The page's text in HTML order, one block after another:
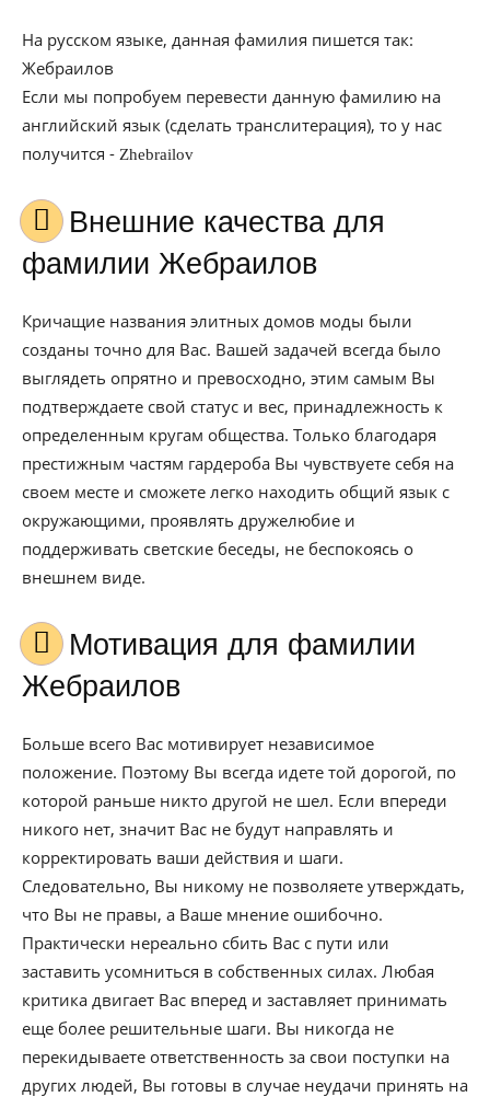
На русском языке, данная фамилия пишется так:
Жебраилов
Если мы попробуем перевести данную фамилию на
английский язык (сделать транслитерация), то у нас
получится - Zhebrailov
Внешние качества для
фамилии Жебраилов
Кричащие названия элитных домов моды были
созданы точно для Вас. Вашей задачей всегда было
выглядеть опрятно и превосходно, этим самым Вы
подтверждаете свой статус и вес, принадлежность к
определенным кругам общества. Только благодаря
престижным частям гардероба Вы чувствуете себя на
своем месте и сможете легко находить общий язык с
окружающими, проявлять дружелюбие и
поддерживать светские беседы, не беспокоясь о
внешнем виде.
Мотивация для фамилии
Жебраилов
Больше всего Вас мотивирует независимое
положение. Поэтому Вы всегда идете той дорогой, по
которой раньше никто другой не шел. Если впереди
никого нет, значит Вас не будут направлять и
корректировать ваши действия и шаги.
Следовательно, Вы никому не позволяете утверждать,
что Вы не правы, а Ваше мнение ошибочно.
Практически нереально сбить Вас с пути или
заставить усомниться в собственных силах. Любая
критика двигает Вас вперед и заставляет принимать
еще более решительные шаги. Вы никогда не
перекидываете ответственность за свои поступки на
других людей, Вы готовы в случае неудачи принять на